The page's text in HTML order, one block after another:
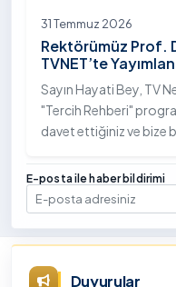
31 Temmuz 2026
Rektörümüz Prof.
TVNET’te
Programındaki
Sayın Hayati Bey, TV
"Tercih Rehberi"
davet ettiğiniz ve bize
teşekkürlerimi
E-posta ile haber bildirimi
E-posta
Duyurular